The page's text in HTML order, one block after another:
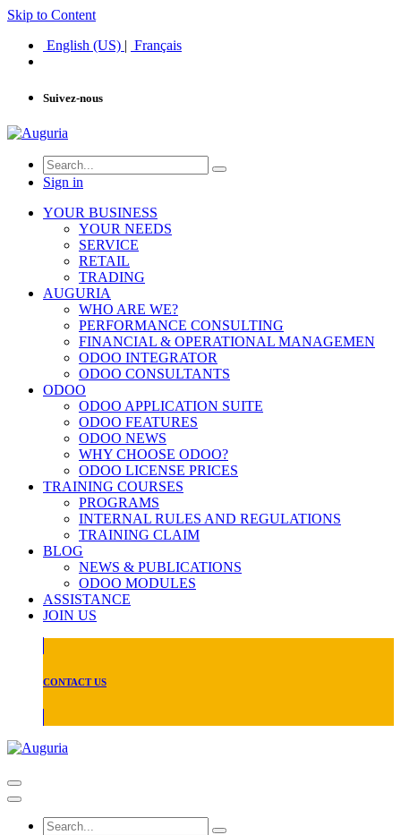
Skip to Content
English (US) | Français
Suivez-nous
Sign in
YOUR BUSINESS
YOUR NEEDS
SERVICE
RETAIL
TRADING
AUGURIA
WHO ARE WE?
PERFORMANCE CONSULTING
FINANCIAL & OPERATIONAL MANAGEMEN
ODOO INTEGRATOR
ODOO CONSULTANTS
ODOO
ODOO APPLICATION SUITE
ODOO FEATURES
ODOO NEWS
WHY CHOOSE ODOO?
ODOO LICENSE PRICES
TRAINING COURSES
PROGRAMS
INTERNAL RULES AND REGULATIONS
TRAINING CLAIM
BLOG
NEWS & PUBLICATIONS
ODOO MODULES
ASSISTANCE
JOIN US
CONTACT US